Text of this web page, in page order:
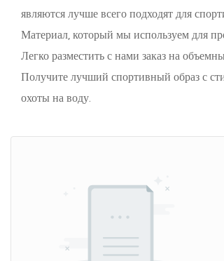
являются лучше всего подходят для
Материал, который мы используем для
Легко разместить с нами заказ на
Получите лучший спортивный образ с
охоты на воду.